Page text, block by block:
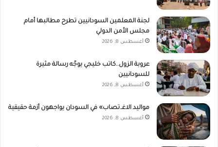
لجنة المعلمين السودانيين تطرح مطالبها أمام
مجلس الأمن الدولي
أغسطس 8, 2026
عروبة الزول..كاتب خليجي يوجّه رسالة مثيرة
للسودانيين
أغسطس 8, 2026
مواليد الاغـ.تصاب» في السودان يواجهون أزمة حقيقية
أغسطس 8, 2026